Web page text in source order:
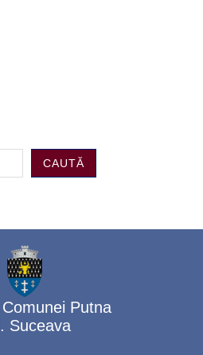
CAUTĂ
Putna
Suceava